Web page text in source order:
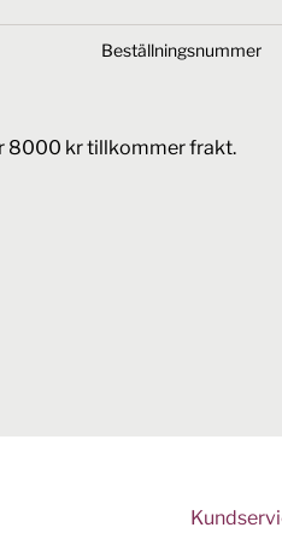
Beställningsnummer
8000 kr tillkommer frakt.